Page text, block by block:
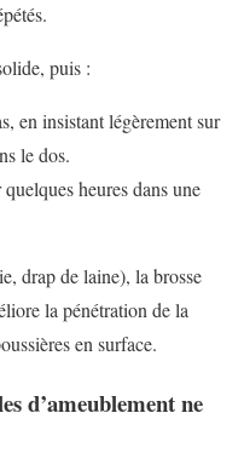
puis :
en insistant légèrement sur
le dos.
heures dans une
drap de laine), la brosse
la pénétration de la
en surface.
d’ameublement ne